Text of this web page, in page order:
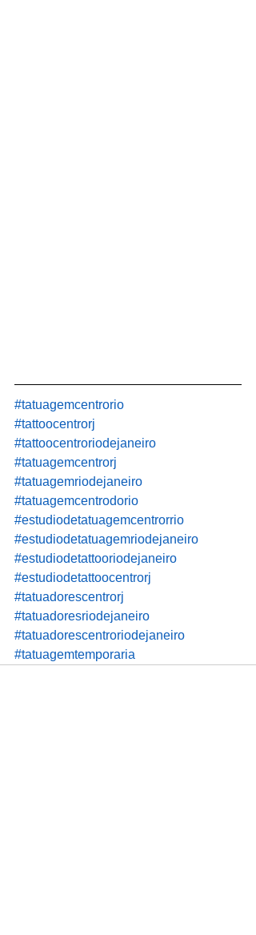
#tatuagemcentrorio
#tattoocentrorj
#tattoocentroriodejaneiro
#tatuagemcentrorj
#tatuagemriodejaneiro
#tatuagemcentrodorio
#estudiodetatuagemcentrorrio
#estudiodetatuagemriodejaneiro
#estudiodetattooriodejaneiro
#estudiodetattoocentrorj
#tatuadorescentrorj
#tatuadoresriodejaneiro
#tatuadorescentroriodejaneiro
#tatuagemtemporaria